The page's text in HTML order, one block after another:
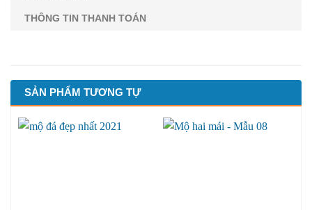
THÔNG TIN THANH TOÁN
SẢN PHẨM TƯƠNG TỰ